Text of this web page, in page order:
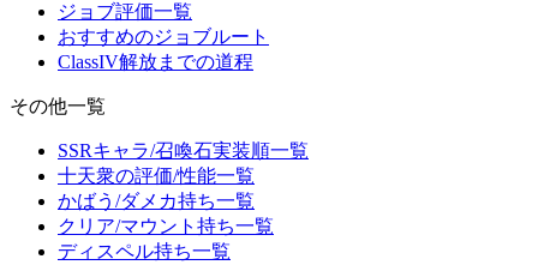
ジョブ評価一覧
おすすめのジョブルート
ClassIV解放までの道程
その他一覧
SSRキャラ/召喚石実装順一覧
十天衆の評価/性能一覧
かばう/ダメカ持ち一覧
クリア/マウント持ち一覧
ディスペル持ち一覧